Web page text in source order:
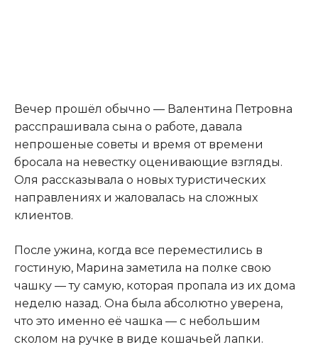
Вечер прошёл обычно — Валентина Петровна
расспрашивала сына о работе, давала
непрошеные советы и время от времени
бросала на невестку оценивающие взгляды.
Оля рассказывала о новых туристических
направлениях и жаловалась на сложных
клиентов.
После ужина, когда все переместились в
гостиную, Марина заметила на полке свою
чашку — ту самую, которая пропала из их дома
неделю назад. Она была абсолютно уверена,
что это именно её чашка — с небольшим
сколом на ручке в виде кошачьей лапки.